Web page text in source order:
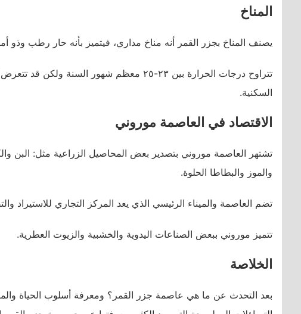
المناخ
يصنف المناخ بجزر القمر أنه مناخ مداري، فيتميز بأنه حار رطب وذو
تتراوح درجات الحرارة بين ٢٣-٢٥ معظم شهور
السكنية.
الاقتصاد في العاصمة موروني
تشتهر العاصمة موروني بتصدير بعض المحاصيل الزراعية مثل: البن
والموز والبطاطا الحلوة.
تضم العاصمة والميناء الرئيسي الذي يعد المركز التجاري للاستيراد
تتميز موروني ببعض الصناعات اليدوية والخشبية والزيوت العطرية.
الخلاصة
بعد التحدث عن ما هي عاصمة جزر القمر؟ ومعرفة أسلوب الحياة